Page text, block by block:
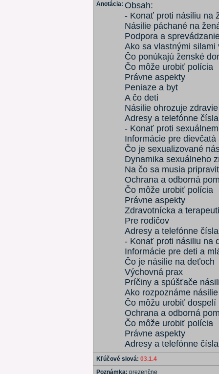
Anotácia: Obsah:
- Konať proti násiliu na
Násilie páchané na
Podpora a
Ako sa vlastnými
Čo ponúkajú ženské
Čo môže urobiť polícia
Právne aspekty
Peniaze a byt
A čo deti
Násilie ohrozuje zdravie
Adresy a telefónne čísla
- Konať proti
Informácie pre dievčatá
Čo je sexualizované
Dynamika sexuálneho
Na čo sa musia
Ochrana a odborná
Čo môže urobiť polícia
Právne aspekty
Zdravotnícka a
Pre rodičov
Adresy a telefónne čísla
- Konať proti násiliu na
Informácie pre deti a
Čo je násilie na deťoch
Výchovná prax
Príčiny a spúšťače
Ako rozpoznáme násilie
Čo môžu urobiť dospelí
Ochrana a odborná
Čo môže urobiť polícia
Právne aspekty
Adresy a telefónne čísla
Kľúčové slová: 03.1.4
Poznámka: prezenčne